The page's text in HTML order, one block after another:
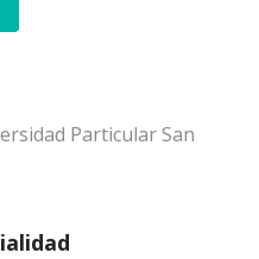
Particular San